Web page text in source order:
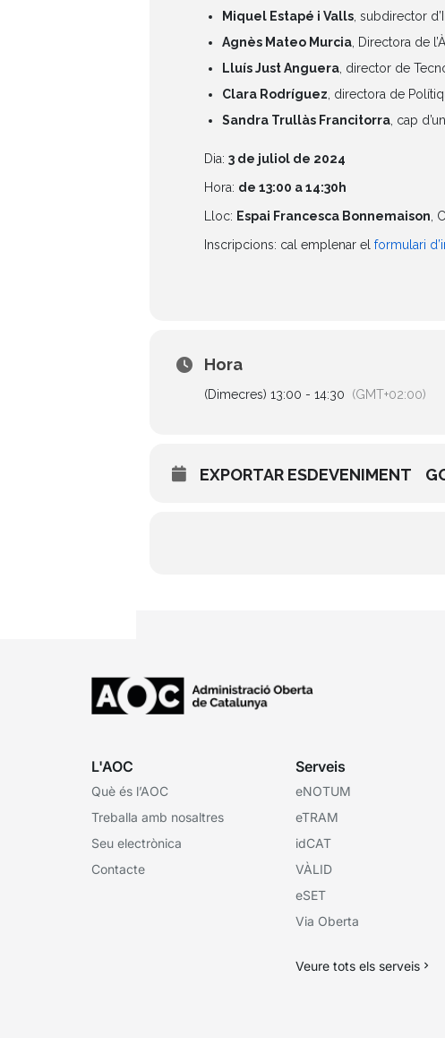
Miquel Estapé i Valls , subdirector
Agnès Mateo Murcia , Directora de
Lluís Just Anguera , director de
Clara Rodríguez , directora de
Sandra Trullàs Francitorra , cap
Dia: 3 de juliol de 2024
Hora: de 13:00 a 14:30h
Lloc: Espai Francesca Bonnemaison ,
Inscripcions: cal emplenar el formulari
Hora
(Dimecres) 13:00 - 14:30 (GMT+02:00)
EXPORTAR ESDEVENIMENT
L'AOC
Què és l’AOC
Treballa amb nosaltres
Seu electrònica
Contacte
Serveis
eNOTUM
eTRAM
idCAT
VÀLID
eSET
Via Oberta
Veure tots els serveis